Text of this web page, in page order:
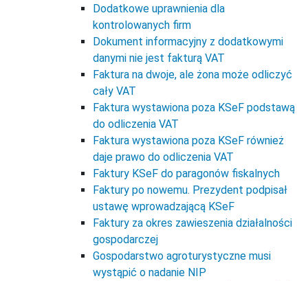
Dodatkowe uprawnienia dla
kontrolowanych firm
Dokument informacyjny z dodatkowymi
danymi nie jest fakturą VAT
Faktura na dwoje, ale żona może odliczyć
cały VAT
Faktura wystawiona poza KSeF podstawą
do odliczenia VAT
Faktura wystawiona poza KSeF również
daje prawo do odliczenia VAT
Faktury KSeF do paragonów fiskalnych
Faktury po nowemu. Prezydent podpisał
ustawę wprowadzającą KSeF
Faktury za okres zawieszenia działalności
gospodarczej
Gospodarstwo agroturystyczne musi
wystąpić o nadanie NIP